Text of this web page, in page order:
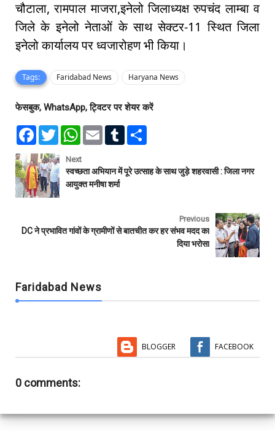
चौटाला, रामपाल माजरा,इनेलो जिलाध्यक्ष रुपचंद लाम्बा व
जिले के इनेलो नेताओं के साथ सेक्टर-11 स्थित जिला
इनेलो कार्यालय पर ध्वजारोहण भी किया।
Tags: Faridabad News Haryana News
फेसबुक, WhatsApp, ट्विटर पर शेयर करें
F
e
b
o
o
k
T
w
t
t
e
r
W
t
s
A
p
E
l
T
l
r
e
Next
स्वच्छता अभियान में पूरे उत्साह के साथ जुड़े शहरवासी : जिला नगर
आयुक्त मनीषा शर्मा
Previous
DC ने प्रभावित गांवों के ग्रामीणों से बातचीत कर हर संभव मदद का
दिया भरोसा
Faridabad News
BLOGGER FACEBOOK
0 comments: